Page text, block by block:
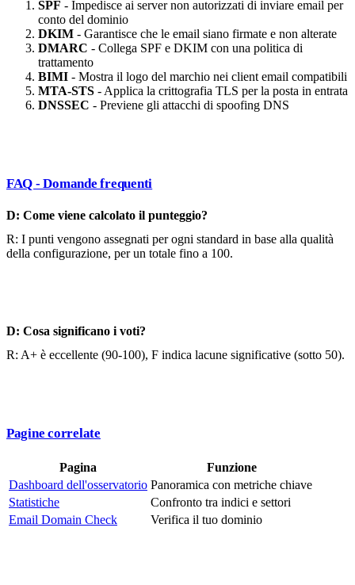
SPF - Impedisce ai server non autorizzati di inviare email per
conto del dominio
DKIM - Garantisce che le email siano firmate e non alterate
DMARC - Collega SPF e DKIM con una politica di
trattamento
BIMI - Mostra il logo del marchio nei client email compatibili
MTA-STS - Applica la crittografia TLS per la posta in entrata
DNSSEC - Previene gli attacchi di spoofing DNS
FAQ - Domande frequenti
D: Come viene calcolato il punteggio?
R: I punti vengono assegnati per ogni standard in base alla qualità
della configurazione, per un totale fino a 100.
D: Cosa significano i voti?
R: A+ è eccellente (90-100), F indica lacune significative (sotto 50).
Pagine correlate
Pagina
Funzione
Dashboard dell'osservatorio Panoramica con metriche chiave
Statistiche
Confronto tra indici e settori
Email Domain Check
Verifica il tuo dominio